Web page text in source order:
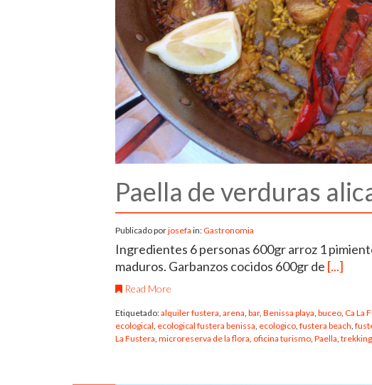
Paella de verduras
Publicado porjosefa in:Gastronomia
Ingredientes 6 personas 600gr arroz 1
maduros. Garbanzos cocidos 600gr de [...]
Read More
Etiquetado:alquiler fustera arena bar, Benissa playa buceo Ca La
ecological ecological fustera benissa ecologico fustera beach
La Fustera microreserva de la flora oficina turismo Paella trekking